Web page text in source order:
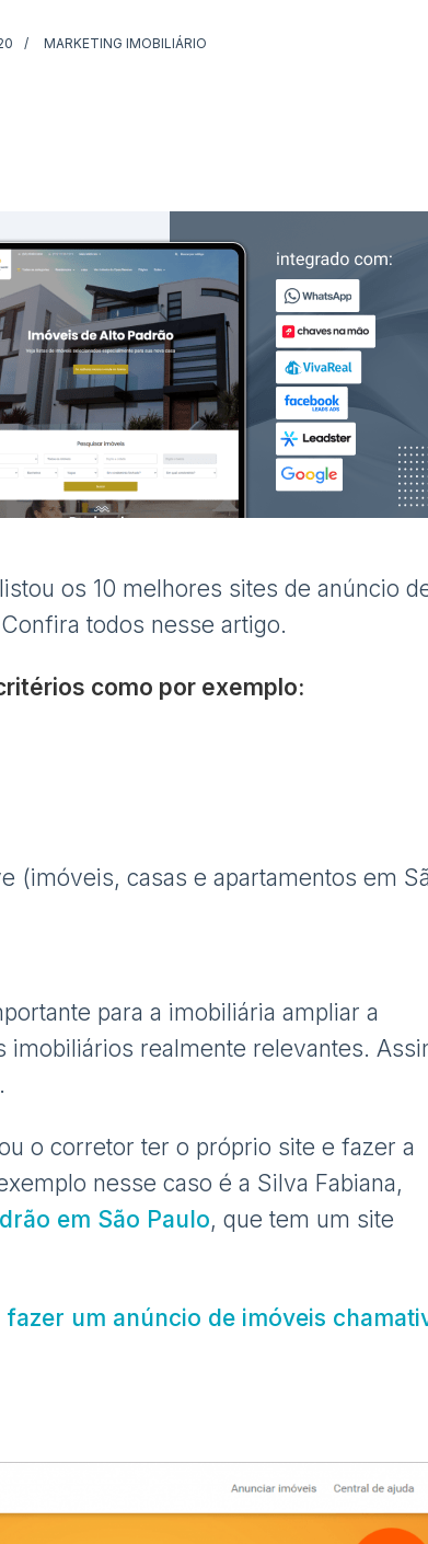
MARKETING IMOBILIÁRIO
os 10 melhores sites de anúncio
todos nesse artigo.
como por exemplo:
(imóveis, casas e apartamentos em
para a imobiliária ampliar a
realmente relevantes.
o corretor ter o próprio site e fazer a
nesse caso é a Silva Fabiana,
em São Paulo, que tem um site
fazer um anúncio de imóveis